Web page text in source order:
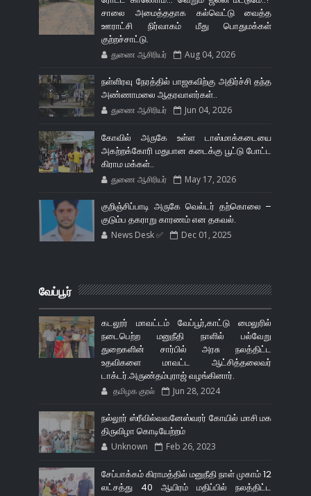
சாலை அமைத்ததாக கல்வெட்டு வைத்த
ஊராட்சி நிர்வாகம் மீது பொதுமக்கள்
குற்றச்சாட்டு.
துணை ஆசிரியர் Aug 04, 2026
நள்ளிரவு நேரத்தில் பாஜகவிற்கு அதிர்ச்சி தந்த
அண்ணாமலை ஆதரவாளர்கள்..
துணை ஆசிரியர் Jun 04, 2026
கோவில் அருகே உள்ள டாஸ்மாக்கடையை
அகற்றக்கோரி மதுபான கடைக்கு பூட்டு போட்ட
கிராம மக்கள்..
துணை ஆசிரியர் May 17, 2026
குறிஞ்சிப்பாடி அருகே வெல்டர் தற்கொலை –
குடும்ப தகராறு காரணம் என தகவல்.
News Desk ✅ Dec 01, 2025
வேப்பூர்
கடலூர் மாவட்டம் வேப்பூர்,காட்டு மைலுரில்
நடைபெற்ற மனுநீதி நாளில் பல்வேறு
துறைகளின் சார்பில் அரசு நலத்திட்ட
உதவிகளை மாவட்ட ஆட்சித்தலைவர்
டாக்டர்.அருண்தம்புராஜ் வழங்கினார்.
தமிழக குரல் Jun 28, 2024
நல்லூர் ஸ்ரீவில்வவனேஸ்வரர் கோயில் மாசி மக
திருவிழா கொடியேற்றம்
Unknown Feb 26, 2023
சேப்பாக்கம் கிராமத்தில் மனுநீதி நாள் முகாம் 12
லட்சத்து 40 ஆயிரம் மதிப்பில் நலத்திட்ட